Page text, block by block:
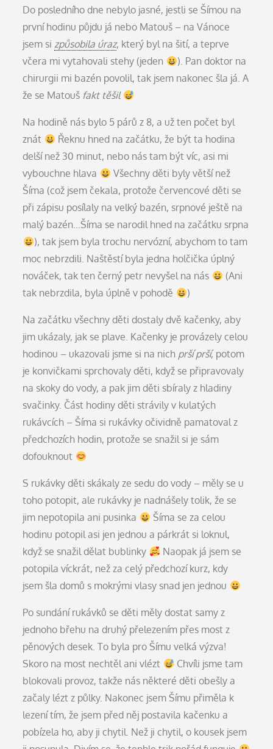
Do posledního dne nebylo jasné, jestli se Šímou na
první hodinu půjdu já nebo Matouš – na Vánoce
jsem sizpůsobila úraz, který byl na šití, a teprve
včera mi vytahovali stehy (jeden
). Pan doktor na
chirurgii mi bazén povolil, tak jsem nakonec šla já. A
že se Matouš fakt těšil
Na hodině nás bylo 5 párů z 8, a už ten počet byl
znát
Řeknu hned na začátku, že být ta hodina
delší než 30 minut, nebo nás tam být víc, asi mi
vybouchne hlava
Všechny děti byly větší než
Šíma (což jsem čekala, protože červencové děti se
při zápisu posílaly na velký bazén, srpnové ještě na
malý bazén…Šíma se narodil hned na začátku srpna
), tak jsem byla trochu nervózní, abychom to tam
moc nebrzdili. Naštěstí byla jedna holčička úplný
nováček, tak ten černý petr nevyšel na nás
(Ani
tak nebrzdila, byla úplně v pohodě
)
Na začátku všechny děti dostaly dvě kačenky, aby
jim ukázaly, jak se plave. Kačenky je provázely celou
hodinou – ukazovali jsme si na nich prší prší, potom
je konvičkami sprchovaly děti, když se připravovaly
na skoky do vody, a pak jim děti sbíraly z hladiny
svačinky. Část hodiny děti strávily v kulatých
rukávcích – Šíma si rukávky očividně pamatoval z
předchozích hodin, protože se snažil si je sám
dofouknout
S rukávky děti skákaly ze sedu do vody – měly se u
toho potopit, ale rukávky je nadnášely tolik, že se
jim nepotopila ani pusinka
Šíma se za celou
hodinu potopil asi jen jednou a párkrát si loknul,
když se snažil dělat bublinky
Naopak já jsem se
potopila víckrát, než za celý předchozí kurz, kdy
jsem šla domů s mokrými vlasy snad jen jednou
Po sundání rukávků se děti měly dostat samy z
jednoho břehu na druhý přelezením přes most z
pěnových desek. To byla pro Šímu velká výzva!
Skoro na most nechtěl ani vlézt
Chvíli jsme tam
blokovali provoz, takže nás některé děti obešly a
začaly lézt z půlky. Nakonec jsem Šímu přiměla k
lezení tím, že jsem před něj postavila kačenku a
pobízela ho, aby ji chytil. Než ji chytil, o kousek jsem